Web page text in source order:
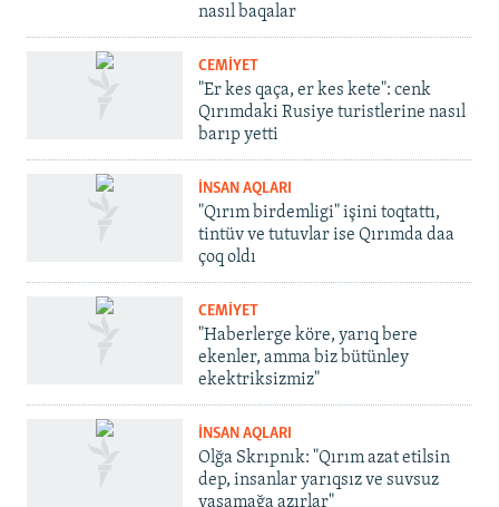
nasıl baqalar
CEMİYET
"Er kes qaça, er kes kete": cenk
Qırımdaki Rusiye turistlerine nasıl
barıp yetti
İNSAN AQLARI
"Qırım birdemligi" işini toqtattı,
tintüv ve tutuvlar ise Qırımda daa
çoq oldı
CEMİYET
"Haberlerge köre, yarıq bere
ekenler, amma biz bütünley
ekektriksizmiz"
İNSAN AQLARI
Olğa Skrıpnık: "Qırım azat etilsin
dep, insanlar yarıqsız ve suvsuz
yaşamağa azırlar"